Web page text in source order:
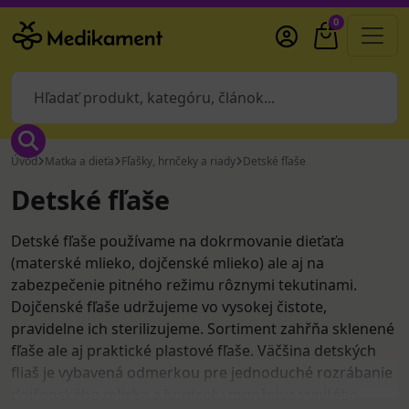
0
Úvod Matka a dieťa Fľašky, hrnčeky a riady Detské fľaše
Detské fľaše
Detské fľaše používame na dokrmovanie dieťaťa
(materské mlieko, dojčenské mlieko) ale aj na
zabezpečenie pitného režimu rôznymi tekutinami.
Dojčenské fľaše udržujeme vo vysokej čistote,
pravidelne ich sterilizujeme. Sortiment zahřňa sklenené
fľaše ale aj praktické plastové fľaše. Väčšina detských
fliaš je vybavená odmerkou pre jednoduché rozrábanie